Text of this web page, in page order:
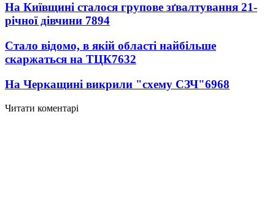
На Київщині сталося групове зґвалтування 21-
річної дівчини 7894
Стало відомо, в якій області найбільше
скаржаться на ТЦК7632
На Черкащині викрили "схему СЗЧ"6968
Читати коментарі